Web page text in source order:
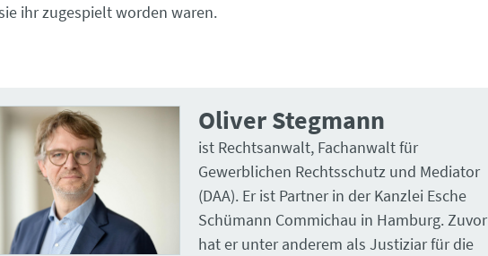
ihr zugespielt worden waren.
Oliver Stegmann
ist Rechtsanwalt, Fachanwalt für
Gewerblichen Rechtsschutz und Mediator
(DAA). Er ist Partner in der Kanzlei Esche
Schümann Commichau in Hamburg. Zuvor
hat er unter anderem als Justiziar für die